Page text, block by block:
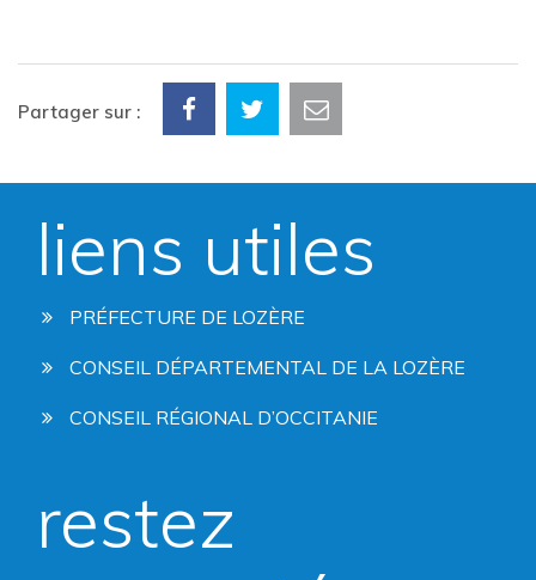
Partager sur :
liens utiles
PRÉFECTURE DE LOZÈRE
CONSEIL DÉPARTEMENTAL DE LA LOZÈRE
CONSEIL RÉGIONAL D’OCCITANIE
restez